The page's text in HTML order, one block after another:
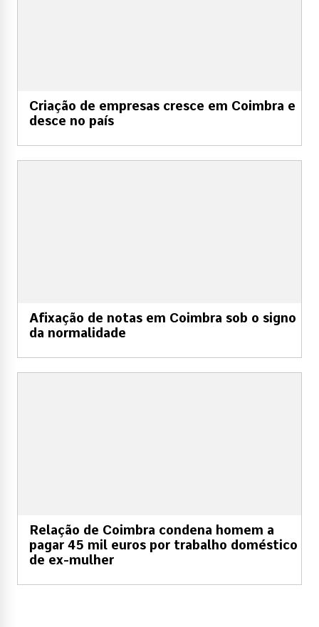
Criação de empresas cresce em Coimbra e
desce no país
Afixação de notas em Coimbra sob o signo
da normalidade
Relação de Coimbra condena homem a
pagar 45 mil euros por trabalho doméstico
de ex-mulher